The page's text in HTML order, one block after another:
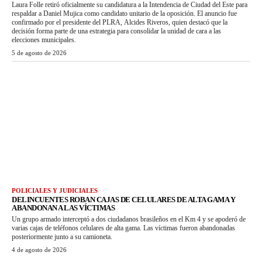
Laura Folle retiró oficialmente su candidatura a la Intendencia de Ciudad del Este para
respaldar a Daniel Mujica como candidato unitario de la oposición. El anuncio fue
confirmado por el presidente del PLRA, Alcides Riveros, quien destacó que la
decisión forma parte de una estrategia para consolidar la unidad de cara a las
elecciones municipales.
5 de agosto de 2026
POLICIALES Y JUDICIALES
DELINCUENTES ROBAN CAJAS DE CELULARES DE ALTA GAMA Y
ABANDONAN A LAS VÍCTIMAS
Un grupo armado interceptó a dos ciudadanos brasileños en el Km 4 y se apoderó de
varias cajas de teléfonos celulares de alta gama. Las víctimas fueron abandonadas
posteriormente junto a su camioneta.
4 de agosto de 2026